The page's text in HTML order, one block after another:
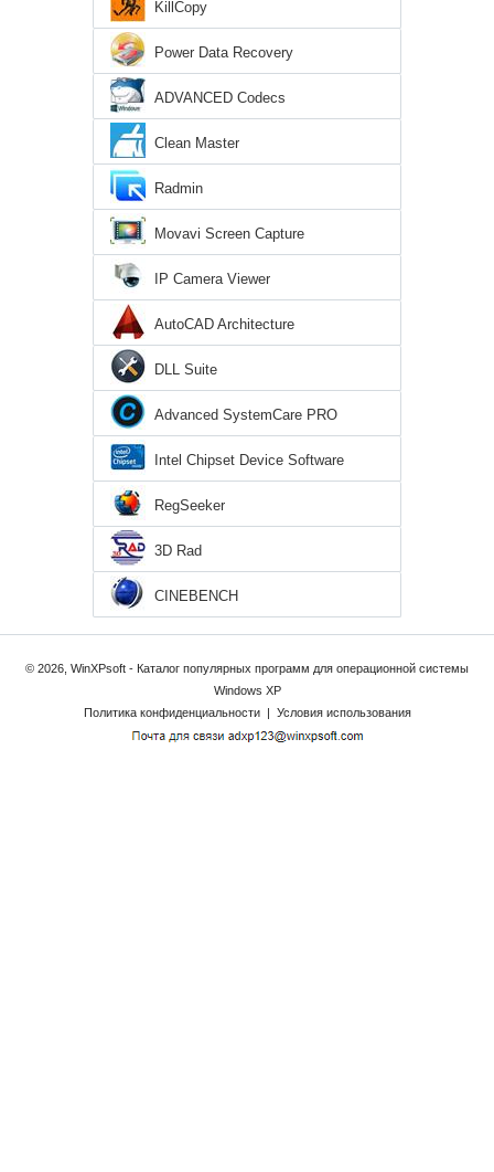
KillCopy
Power Data Recovery
ADVANCED Codecs
Clean Master
Radmin
Movavi Screen Capture
IP Camera Viewer
AutoCAD Architecture
DLL Suite
Advanced SystemCare PRO
Intel Chipset Device Software
RegSeeker
3D Rad
CINEBENCH
© 2026, WinXPsoft - Каталог популярных программ для операционной системы
Windows XP
Политика конфиденциальности
Условия использования